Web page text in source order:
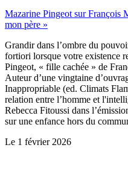
Mazarine Pingeot sur François
mon père »
Grandir dans l’ombre du
fortiori lorsque votre existence
Pingeot, « fille cachée » de
Auteur d’une vingtaine
Inappropriable (ed. Climats
relation entre l’homme et
Rebecca Fitoussi dans
sur une enfance hors du
Le 1 février 2026